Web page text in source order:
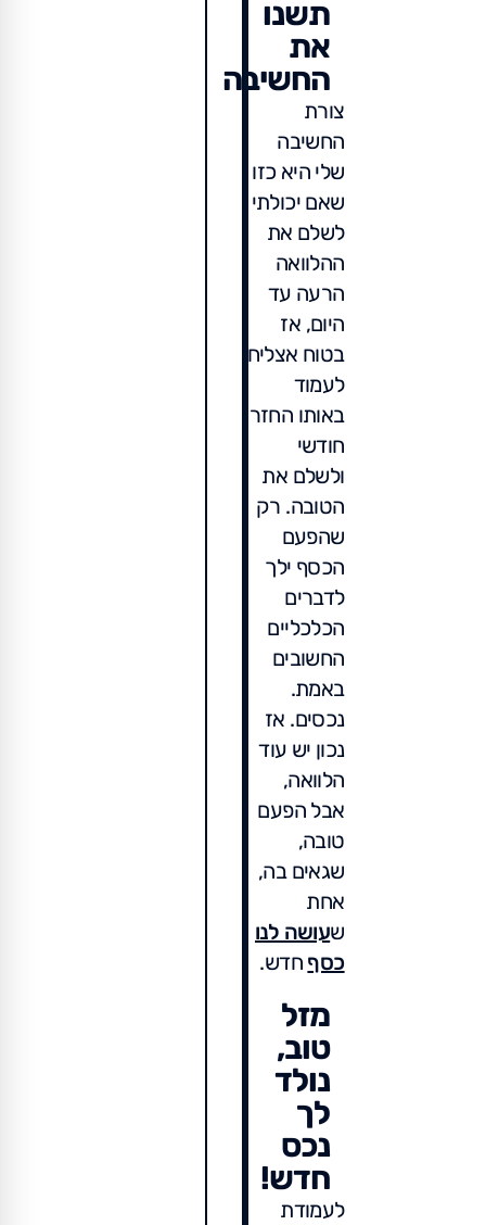
תשנו
את
החשיבה
צורת
החשיבה
שלי היא כזו
שאם יכולתי
לשלם את
ההלוואה
הרעה עד
היום, אז
בטוח אצליח
לעמוד
באותו החזר
חודשי
ולשלם את
הטובה. רק
שהפעם
הכסף ילך
לדברים
הכלכליים
החשובים
באמת.
נכסים. אז
נכון יש עוד
הלוואה,
אבל הפעם
טובה,
שגאים בה,
אחת
שעושה לנו
כסף חדש.
מזל
טוב,
נולד
לך
נכס
חדש!
לעמודת